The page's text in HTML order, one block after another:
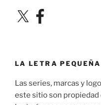
X Facebook
LA LETRA PEQUEÑA
Las series, marcas y
este sitio son propiedad